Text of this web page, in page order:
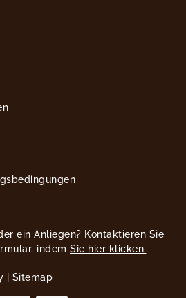
ein Anliegen? Kontaktieren Sie
indem Sie hier klicken.
| Sitemap